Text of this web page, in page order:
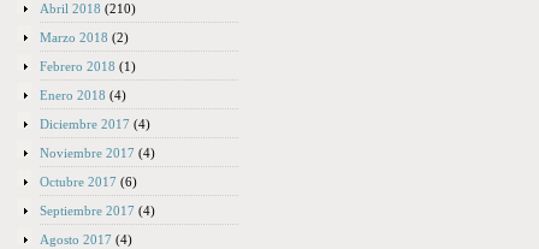
Abril 2018 (210)
Marzo 2018 (2)
Febrero 2018 (1)
Enero 2018 (4)
Diciembre 2017 (4)
Noviembre 2017 (4)
Octubre 2017 (6)
Septiembre 2017 (4)
Agosto 2017 (4)